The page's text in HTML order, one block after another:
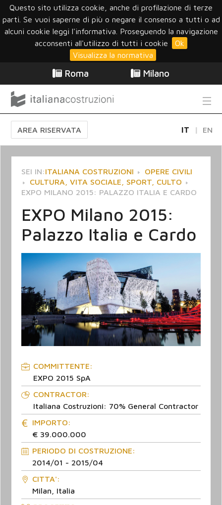
Questo sito utilizza cookie, anche di profilazione di terze
parti. Se vuoi saperne di più o negare il consenso a tutti o ad
alcuni cookie leggi l'informativa. Proseguendo la navigazione
acconsenti all'utilizzo di tutti i cookie
Ok
Visualizza la normativa
Roma Milano
AREA RISERVATA IT EN
SEI IN:ITALIANA COSTRUZIONI
OPERE CIVILI
CULTURA, VITA SOCIALE, SPORT, CULTO
EXPO MILANO 2015: PALAZZO ITALIA E CARDO
EXPO Milano 2015:
Palazzo Italia e Cardo
COMMITTENTE:
EXPO 2015 SpA
CONTRACTOR:
Italiana Costruzioni: 70% General Contractor
IMPORTO:
€ 39.000.000
PERIODO DI COSTRUZIONE:
2014/01 - 2015/04
CITTA':
Milan, Italia